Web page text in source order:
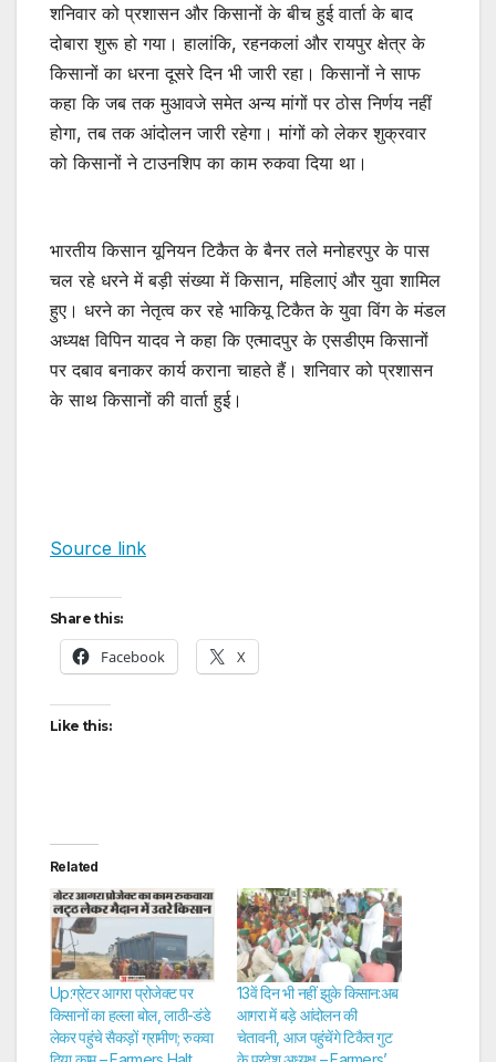
शनिवार को प्रशासन और किसानों के बीच हुई वार्ता के बाद
दोबारा शुरू हो गया। हालांकि, रहनकलां और रायपुर क्षेत्र के
किसानों का धरना दूसरे दिन भी जारी रहा। किसानों ने साफ
कहा कि जब तक मुआवजे समेत अन्य मांगों पर ठोस निर्णय नहीं
होगा, तब तक आंदोलन जारी रहेगा। मांगों को लेकर शुक्रवार
को किसानों ने टाउनशिप का काम रुकवा दिया था।
भारतीय किसान यूनियन टिकैत के बैनर तले मनोहरपुर के पास
चल रहे धरने में बड़ी संख्या में किसान, महिलाएं और युवा शामिल
हुए। धरने का नेतृत्व कर रहे भाकियू टिकैत के युवा विंग के मंडल
अध्यक्ष विपिन यादव ने कहा कि एत्मादपुर के एसडीएम किसानों
पर दबाव बनाकर कार्य कराना चाहते हैं। शनिवार को प्रशासन
के साथ किसानों की वार्ता हुई।
Source link
Share this:
Facebook X
Like this:
Related
Up:ग्रेटर आगरा प्रोजेक्ट पर
किसानों का हल्ला बोल, लाठी-डंडे
लेकर पहुंचे सैकड़ों ग्रामीण; रुकवा
13वें दिन भी नहीं झुके किसान:अब
आगरा में बड़े आंदोलन की
चेतावनी, आज पहुंचेंगे टिकैत गुट